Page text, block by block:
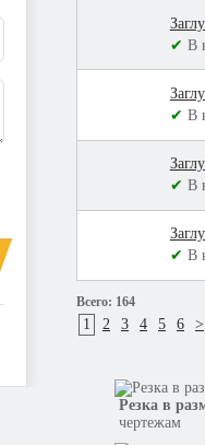
✔ В
✔ В
✔ В
✔ В
Всего: 164
1 2 3 4 5 6 >
Резка в
чертежам